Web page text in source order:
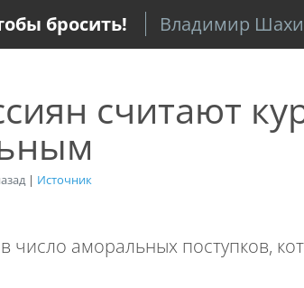
бросить! Владимир
считают
| Источник
число аморальных поступков,